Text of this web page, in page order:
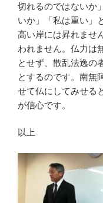
切れるのではないか
いか」「私は重い」
高い岸には昇れませ
われません。仏力は
とせず、散乱法逸の
とするのです。南無
せて仏にしてみせる
が信心です。
以上